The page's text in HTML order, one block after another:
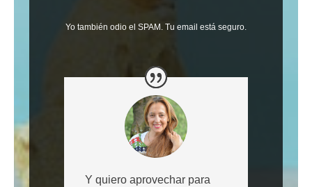
Yo también odio el SPAM. Tu email está seguro.
Y quiero aprovechar para